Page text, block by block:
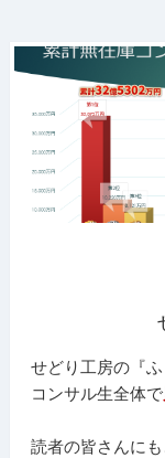
せどり工房の『ふ
コンサル生全体で
読者の皆さんに